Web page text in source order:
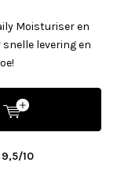
Moisturiser en
levering en
10